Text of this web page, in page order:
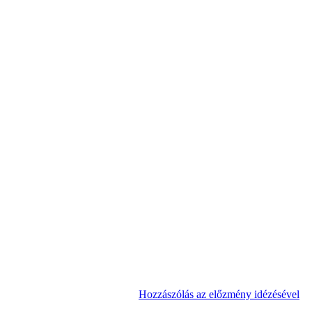
Hozzászólás az előzmény idézésével